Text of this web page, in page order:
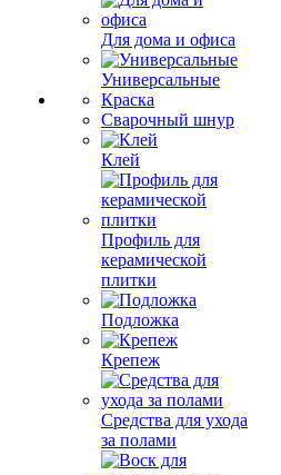
Для дома и офиса
Универсальные
Краска
Сварочный шнур
Клей
Профиль для
керамической
плитки
Подложка
Крепеж
Средства для ухода
за полами